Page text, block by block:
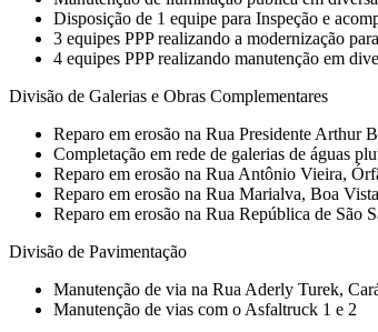
Disposição de 1 equipe para Inspeção e
3 equipes PPP realizando a modernização
4 equipes PPP realizando manutenção em
Divisão de Galerias e Obras Complementares
Reparo em erosão na Rua Presidente Arthur
Completação em rede de galerias de águas
Reparo em erosão na Rua Antônio Vieira,
Reparo em erosão na Rua Marialva, Boa Vista
Reparo em erosão na Rua República de São
Divisão de Pavimentação
Manutenção de via na Rua Aderly Turek,
Manutenção de vias com o Asfaltruck 1 e 2